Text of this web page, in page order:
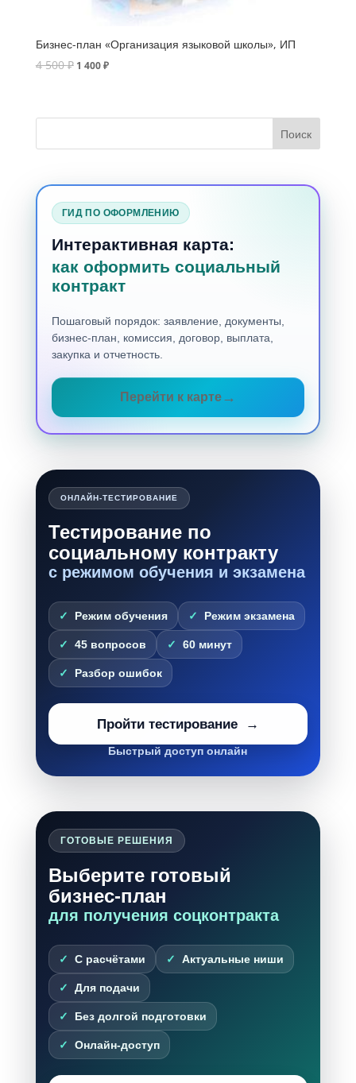
Бизнес-план «Организация языковой школы», ИП
4 500₽ 1 400₽
ГИД ПО ОФОРМЛЕНИЮ
Интерактивная карта:
как оформить социальный
контракт
Пошаговый порядок: заявление, документы,
бизнес-план, комиссия, договор, выплата,
закупка и отчетность.
Перейти к карте
ОНЛАЙН-ТЕСТИРОВАНИЕ
Тестирование по
социальному контракту
с режимом обучения и экзамена
Режим обучения Режим экзамена
45 вопросов 60 минут
Разбор ошибок
Пройти тестирование
Быстрый доступ онлайн
ГОТОВЫЕ РЕШЕНИЯ
Выберите готовый
бизнес-план
для получения соцконтракта
С расчётами Актуальные ниши
Для подачи
Без долгой подготовки
Онлайн-доступ